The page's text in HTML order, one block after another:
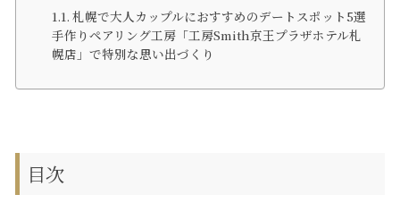
札幌で大人カップルにおすすめのデートスポット5選
手作りペアリング工房「工房Smith京王プラザホテル札
幌店」で特別な思い出づくり
目次